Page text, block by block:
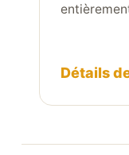
Détails